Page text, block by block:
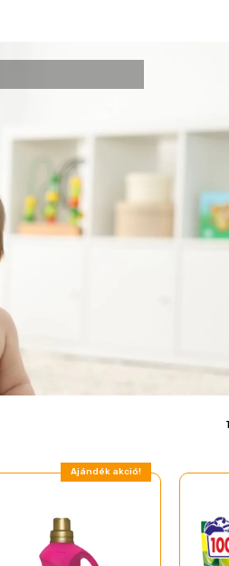
Ajándék akció!